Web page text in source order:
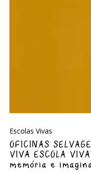
Escolas Vivas
OFICINAS
VIVA ESCOLA
memória e